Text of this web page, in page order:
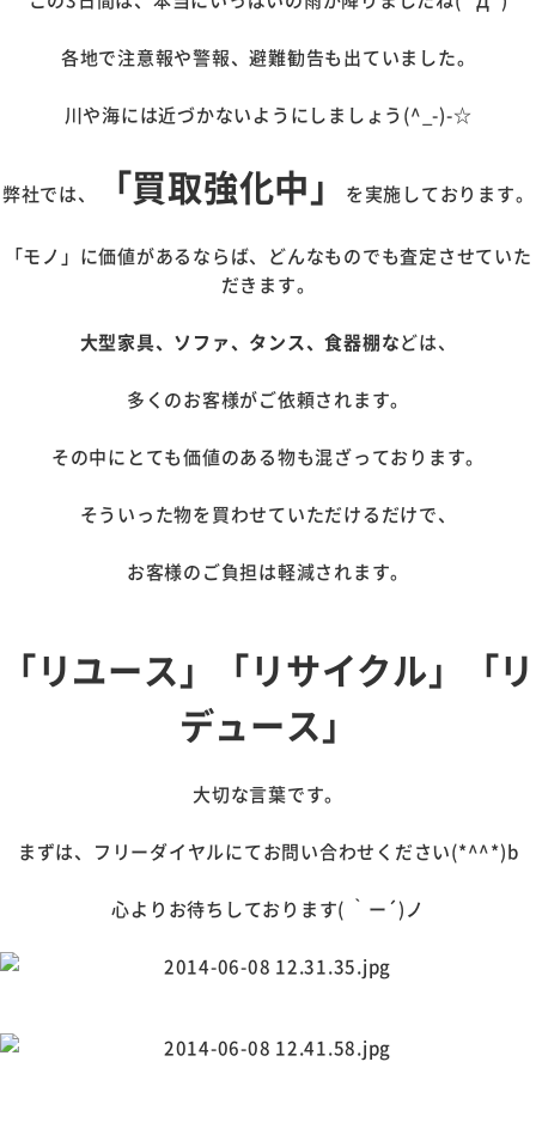
各地で注意報や警報、避難勧告も出ていました。
川や海には近づかないようにしましょう(^_-)-☆
弊社では、 「買取強化中」 を実施しております。
「モノ」に価値があるならば、どんなものでも査定させていた
だきます。
大型家具、ソファ、タンス、食器棚などは、
多くのお客様がご依頼されます。
その中にとても価値のある物も混ざっております。
そういった物を買わせていただけるだけで、
お客様のご負担は軽減されます。
「リユース」「リサイクル」「リ
デュース」
大切な言葉です。
まずは、フリーダイヤルにてお問い合わせください(*^^*)b
心よりお待ちしております( ｀ー´)ノ